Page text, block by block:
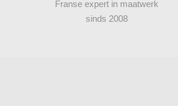
Franse expert in maatwerk
sinds 2008